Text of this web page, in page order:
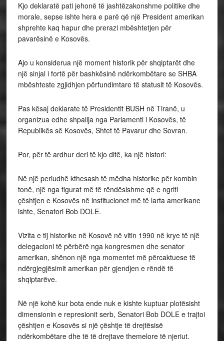
Kjo deklaratë pati jehonë të jashtëzakonshme politike dhe
morale, sepse ishte hera e parë që një President amerikan
shprehte kaq hapur dhe prerazi mbështetjen për
pavarësinë e Kosovës.
Ajo u konsiderua një moment historik për shqiptarët dhe
një sinjal i fortë për bashkësinë ndërkombëtare se SHBA
mbështeste zgjidhjen përfundimtare të statusit të Kosovës.
Pas kësaj deklarate të Presidentit BUSH në Tiranë, u
organizua edhe shpallja nga Parlamenti i Kosovës, të
Republikës së Kosovës, Shtet të Pavarur dhe Sovran.
Por, për të ardhur deri të kjo ditë, ka një histori:
Në një periudhë kthesash të mëdha historike për kombin
tonë, një nga figurat më të rëndësishme që e ngriti
çështjen e Kosovës në institucionet më të larta amerikane
ishte, Senatori Bob DOLE.
Vizita e tij historike në Kosovë në vitin 1990 në krye të një
delegacioni të përbërë nga kongresmen dhe senator
amerikan, shënon një nga momentet më përcaktuese të
ndërgjegjësimit amerikan për gjendjen e rëndë të
shqiptarëve.
Në një kohë kur bota ende nuk e kishte kuptuar plotësisht
dimensionin e represionit serb, Senatori Bob DOLE e trajtoi
çështjen e Kosovës si një çështje të drejtësisë
ndërkombëtare dhe të të drejtave themelore të njeriut.